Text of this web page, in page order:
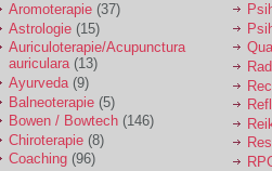
Sunt casatorita, am
31 de ani si un copil in
varsta de 2 ani care
mi-e lumina ochilor.
De ceva timp simt ca
mi s-a adunat
oboseala, o oboseala
cronica de care nu pot
scapa si simt ca din
Aromoterapie (37)
Astrologie (15)
Auriculoterapie/Acupunctura
auriculara(13)
Ayurveda(9)
Balneoterapie (5)
Bowen / Bowtech (146)
Chiroterapie (8)
Coaching (96)